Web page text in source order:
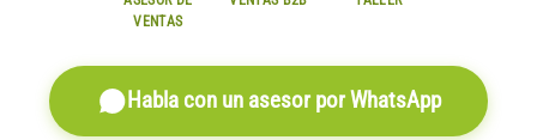
VENTAS
Habla con un asesor por WhatsApp